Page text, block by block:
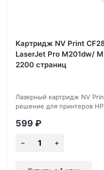
Картридж NV Print
LaserJet Pro M201dw/
2200 страниц
Лазерный картридж NV
решение для принтеров
599 ₽